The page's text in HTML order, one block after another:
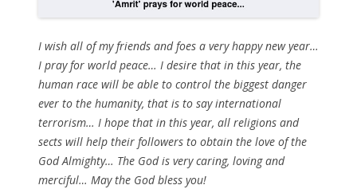
I wish all of my friends and foes a very happy new year…
I pray for world peace… I desire that in this year, the
human race will be able to control the biggest danger
ever to the humanity, that is to say international
terrorism… I hope that in this year, all religions and
sects will help their followers to obtain the love of the
God Almighty… The God is very caring, loving and
merciful… May the God bless you!